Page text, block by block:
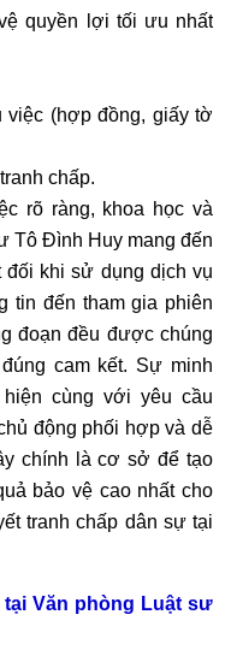
quyền lợi tối ưu nhất
(hợp đồng, giấy tờ
chấp.
rõ ràng, khoa học và
Tô Đình Huy mang đến
đối khi sử dụng dịch vụ
tin đến tham gia phiên
đoạn đều được chúng
cam kết. Sự minh
cùng với yêu cầu
động phối hợp và dễ
chính là cơ sở để tạo
bảo vệ cao nhất cho
tranh chấp dân sự tại
Văn phòng Luật sư